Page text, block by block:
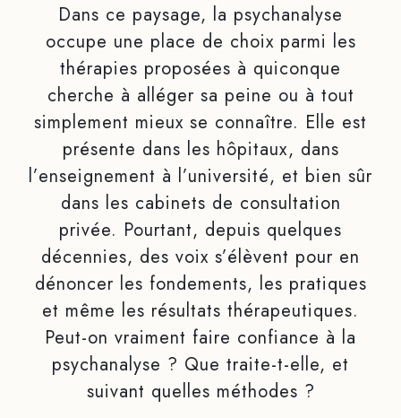
Dans ce paysage, la psychanalyse
occupe une place de choix parmi les
thérapies proposées à quiconque
cherche à alléger sa peine ou à tout
simplement mieux se connaître. Elle est
présente dans les hôpitaux, dans
l’enseignement à l’université, et bien sûr
dans les cabinets de consultation
privée. Pourtant, depuis quelques
décennies, des voix s’élèvent pour en
dénoncer les fondements, les pratiques
et même les résultats thérapeutiques.
Peut-on vraiment faire confiance à la
psychanalyse ? Que traite-t-elle, et
suivant quelles méthodes ?